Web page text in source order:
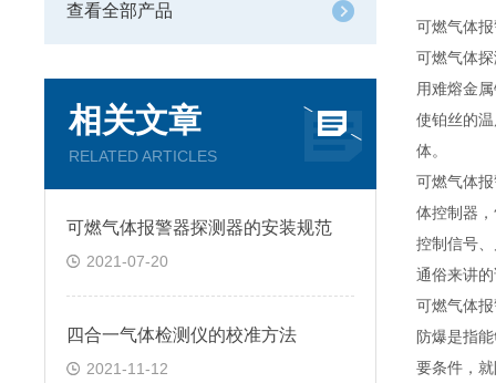
查看全部产品
相关文章
RELATED ARTICLES
可燃气体报警器探测器的安装规范
2021-07-20
四合一气体检测仪的校准方法
2021-11-12
可燃气体
可燃气体
用难熔金
使铂丝的
体。
可燃气体
体控制器
控制信号
通俗来讲
可燃气体
防爆是指
要条件，